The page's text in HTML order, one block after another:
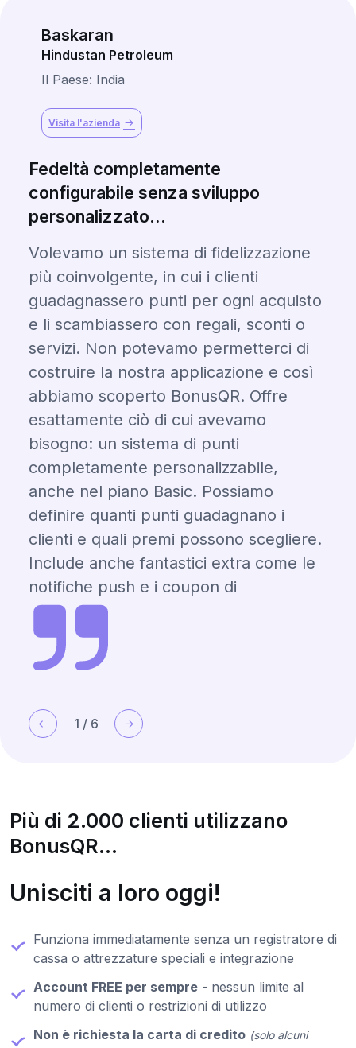
Baskaran
Hindustan Petroleum
Il Paese: India
Visita l'azienda
Fedeltà completamente
configurabile senza sviluppo
personalizzato...
Volevamo un sistema di fidelizzazione
più coinvolgente, in cui i clienti
guadagnassero punti per ogni acquisto
e li scambiassero con regali, sconti o
servizi. Non potevamo permetterci di
costruire la nostra applicazione e così
abbiamo scoperto BonusQR. Offre
esattamente ciò di cui avevamo
bisogno: un sistema di punti
completamente personalizzabile,
anche nel piano Basic. Possiamo
definire quanti punti guadagnano i
clienti e quali premi possono scegliere.
Include anche fantastici extra come le
notifiche push e i coupon di
compleanno. Un valore incredibile per
il prezzo!
1 / 6
Più di 2.000 clienti utilizzano
BonusQR...
Unisciti a loro oggi!
Funziona immediatamente senza un registratore di
cassa o attrezzature speciali e integrazione
Account FREE per sempre - nessun limite al
numero di clienti o restrizioni di utilizzo
Non è richiesta la carta di credito (solo alcuni